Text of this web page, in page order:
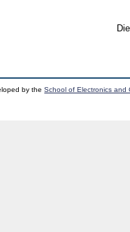
by theSchool of Electronics and